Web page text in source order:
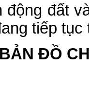
động đất
tiếp
BẢN ĐỒ